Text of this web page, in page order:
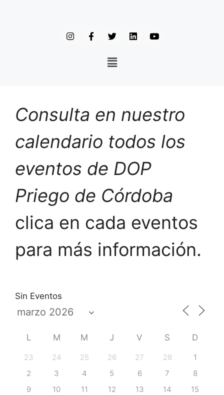
Consulta en nuestro
calendario todos los
eventos de DOP
Priego de Córdoba
clica en cada eventos
para más información.
Sin Eventos
L M M J V S D
23 24 25 26 27 28
1
2
3 4 5 6 7
8
9
10 11 12 13 14
15